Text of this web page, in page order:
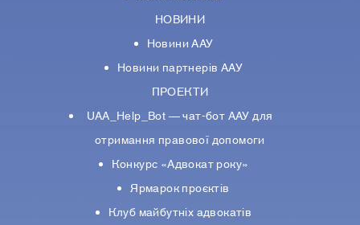
НОВИНИ
Новини ААУ
Новини партнерiв ААУ
ПРОЕКТИ
UAA_Help_Bot — чат-бот ААУ для
отримання правової допомоги
Конкурс «Адвокат року»
Ярмарок проєктів
Клуб майбутніх адвокатів